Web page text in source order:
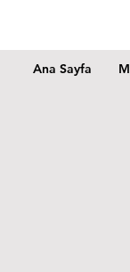
Ana Sayfa